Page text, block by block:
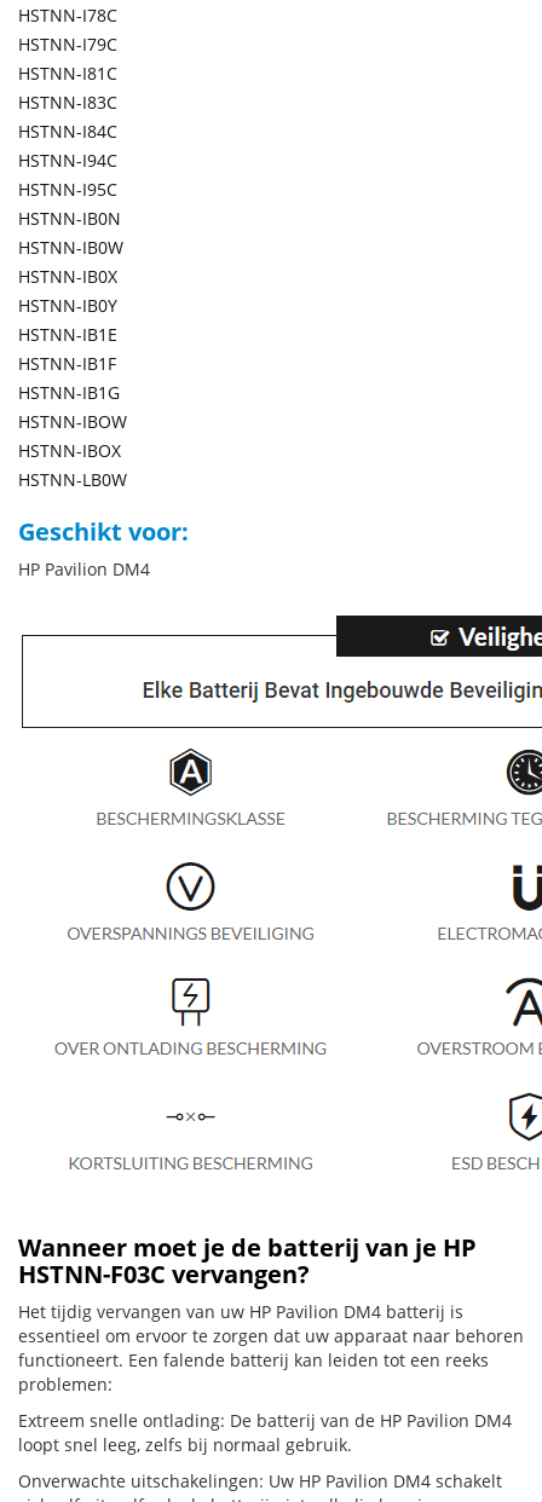
HSTNN-I78C
HSTNN-I79C
HSTNN-I81C
HSTNN-I83C
HSTNN-I84C
HSTNN-I94C
HSTNN-I95C
HSTNN-IB0N
HSTNN-IB0W
HSTNN-IB0X
HSTNN-IB0Y
HSTNN-IB1E
HSTNN-IB1F
HSTNN-IB1G
HSTNN-IBOW
HSTNN-IBOX
HSTNN-LB0W
Geschikt voor:
HP Pavilion DM4
Wanneer moet je de batterij van je HP
HSTNN-F03C vervangen?
Het tijdig vervangen van uw HP Pavilion DM4 batterij is
essentieel om ervoor te zorgen dat uw apparaat naar behoren
functioneert. Een falende batterij kan leiden tot een reeks
problemen:
Extreem snelle ontlading: De batterij van de HP Pavilion DM4
loopt snel leeg, zelfs bij normaal gebruik.
Onverwachte uitschakelingen: Uw HP Pavilion DM4 schakelt